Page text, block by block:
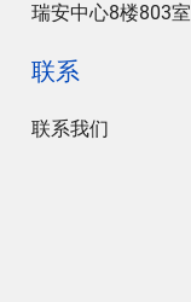
瑞安中心8楼803室
联系
联系我们